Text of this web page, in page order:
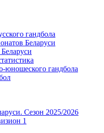
гандбола
Беларуси
юношеского гандбола
Сезон 2025/2026
1